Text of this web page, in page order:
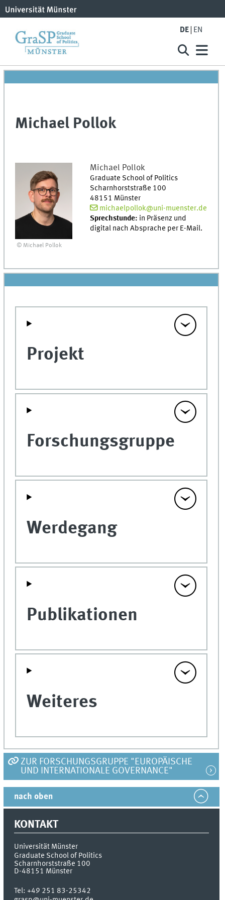
DE EN
Michael Pollok
© Michael Pollok
Michael Pollok
Graduate School of Politics
Scharnhorststraße 100
48151 Münster
michaelpollok@uni-muenster.de
Sprechstunde: in Präsenz und
digital nach Absprache per E-Mail.
Projekt
Forschungsgruppe
Werdegang
Publikationen
Weiteres
ZUR FORSCHUNGSGRUPPE "EUROPÄISCHE
UND INTERNATIONALE GOVERNANCE"
nach oben
KONTAKT
Universität Münster
Graduate School of Politics
Scharnhorststraße 100
D-48151 Münster
Tel:+49 251 83-25342